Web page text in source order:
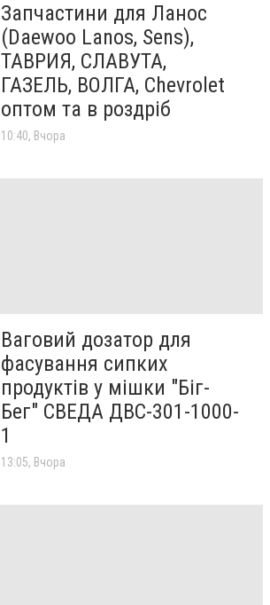
Запчастини для Ланос
(Daewoo Lanos, Sens),
ТАВРИЯ, СЛАВУТА,
ГАЗЕЛЬ, ВОЛГА, Chevrolet
оптом та в роздріб
10:40, Вчора
Ваговий дозатор для
фасування сипких
продуктів у мішки "Біг-
Бег" СВЕДА ДВС-301-1000-
1
13:05, Вчора